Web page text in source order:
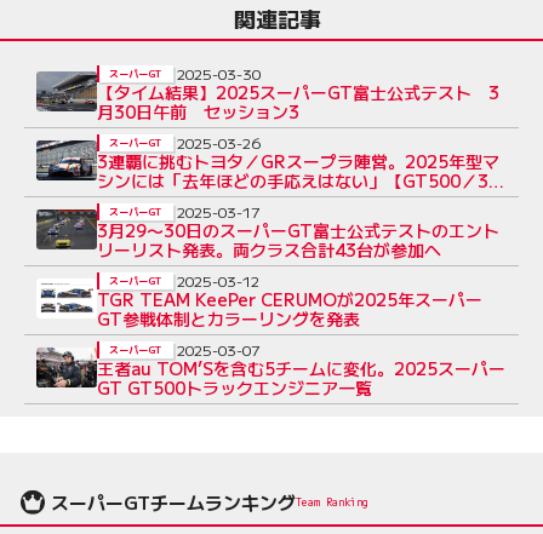
関連記事
【タイム結果】2025スーパーGT富士公式テスト 3
月30日午前 セッション3
スーパーGT 2025-03-30
3連覇に挑むトヨタ／GRスープラ陣営。2025年型マ
シンには「去年ほどの手応えはない」【GT500／3
メーカー開発状況】
スーパーGT 2025-03-26
3月29〜30日のスーパーGT富士公式テストのエント
リーリスト発表。両クラス合計43台が参加へ
スーパーGT 2025-03-17
TGR TEAM KeePer CERUMOが2025年スーパー
GT参戦体制とカラーリングを発表
スーパーGT 2025-03-12
王者au TOM’Sを含む5チームに変化。2025スーパー
GT GT500トラックエンジニア一覧
スーパーGT 2025-03-07
スーパーGTチームランキングTeam Ranking